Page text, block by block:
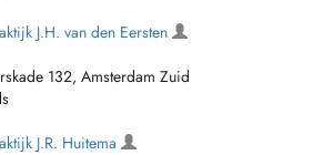
J.H. van den Eersten
132, Amsterdam Zuid
J.R. Huitema